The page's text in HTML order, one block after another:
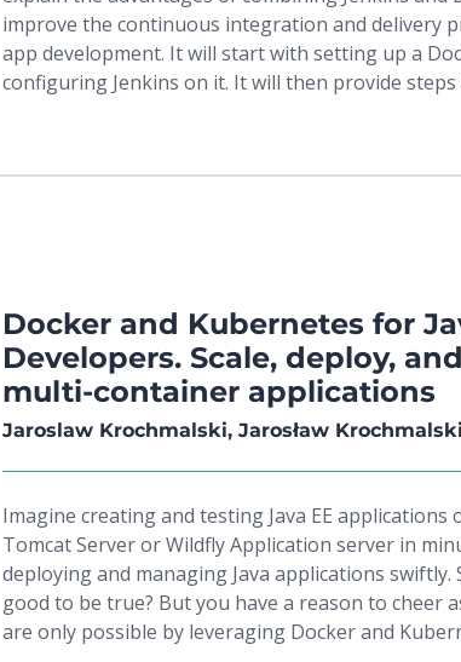
improve the continuous integration and delivery
app development. It will start with setting up a
configuring Jenkins on it. It will then provide
automated acceptance testing, and configuration
Jenkins using Kubernetes. Next, you will get to
deploy applications using Docker images and
Jenkins. Towards the end, the book will touch base
parts of the CD pipeline, which are the
infrastructure, application versioning, and
testing.By the end of the book, you will be
workflow by integrating the functionalities of
Docker and Kubernetes for
Developers. Scale, deploy,
multi-container applications
Jaroslaw Krochmalski, Jarosław Krochmalski
Imagine creating and testing Java EE applications
Tomcat Server or Wildfly Application server in
deploying and managing Java applications swiftly.
good to be true? But you have a reason to cheer
are only possible by leveraging Docker and